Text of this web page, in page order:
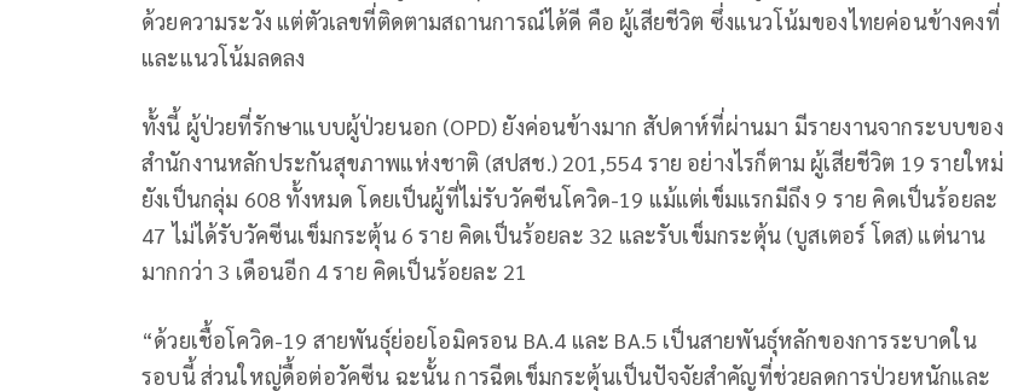
ด้วยความระวัง แต่ตัวเลขที่ติดตามสถานการณ์ได้ดี คือ ผู้เสียชีวิต ซึ่งแนวโน้มของไทยค่อนข้างคงที่
และแนวโน้มลดลง
ทั้งนี้ ผู้ป่วยที่รักษาแบบผู้ป่วยนอก (OPD) ยังค่อนข้างมาก สัปดาห์ที่ผ่านมา มีรายงานจากระบบของ
สำนักงานหลักประกันสุขภาพแห่งชาติ (สปสช.) 201,554 ราย อย่างไรก็ตาม ผู้เสียชีวิต 19 รายใหม่
ยังเป็นกลุ่ม 608 ทั้งหมด โดยเป็นผู้ที่ไม่รับวัคซีนโควิด-19 แม้แต่เข็มแรกมีถึง 9 ราย คิดเป็นร้อยละ
47 ไม่ได้รับวัคซีนเข็มกระตุ้น 6 ราย คิดเป็นร้อยละ 32 และรับเข็มกระตุ้น (บูสเตอร์ โดส) แต่นาน
มากกว่า 3 เดือนอีก 4 ราย คิดเป็นร้อยละ 21
“ด้วยเชื้อโควิด-19 สายพันธุ์ย่อยโอมิครอน BA.4 และ BA.5 เป็นสายพันธุ์หลักของการระบาดใน
รอบนี้ ส่วนใหญ่ดื้อต่อวัคซีน ฉะนั้น การฉีดเข็มกระตุ้นเป็นปัจจัยสำคัญที่ช่วยลดการป่วยหนักและ